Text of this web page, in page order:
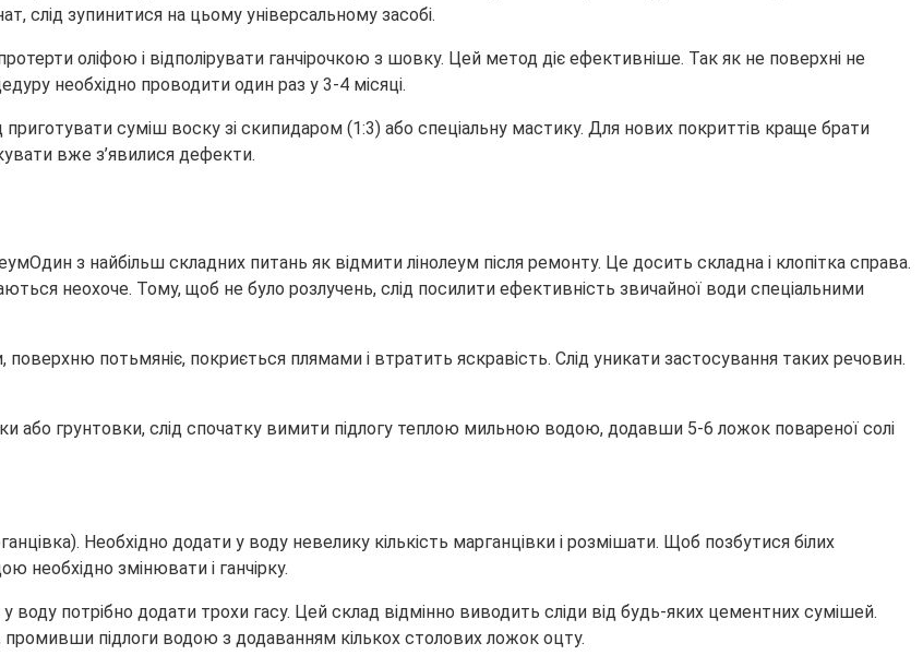
слід зупинитися на цьому універсальному засобі.
оліфою і відполірувати ганчірочкою з шовку. Цей метод діє ефективніше. Так як не поверхні не
необхідно проводити один раз у 3-4 місяці.
суміш воску зі скипидаром (1:3) або спеціальну мастику. Для нових покриттів краще брати
вже з’явилися дефекти.
Один з найбільш складних питань як відмити лінолеум після ремонту. Це досить складна і клопітка справа.
неохоче. Тому, щоб не було розлучень, слід посилити ефективність звичайної води спеціальними
потьмяніє, покриється плямами і втратить яскравість. Слід уникати застосування таких речовин.
або грунтовки, слід спочатку вимити підлогу теплою мильною водою, додавши 5-6 ложок повареної солі
Необхідно додати у воду невелику кількість марганцівки і розмішати. Щоб позбутися білих
необхідно змінювати і ганчірку.
воду потрібно додати трохи гасу. Цей склад відмінно виводить сліди від будь-яких цементних сумішей.
підлоги водою з додаванням кількох столових ложок оцту.